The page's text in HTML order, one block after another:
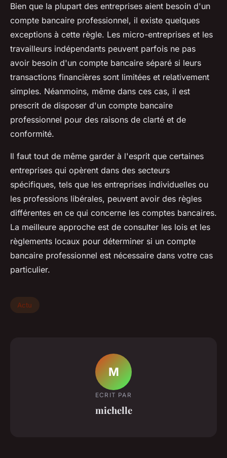
Bien que la plupart des entreprises aient besoin d'un
compte bancaire professionnel, il existe quelques
exceptions à cette règle. Les micro-entreprises et les
travailleurs indépendants peuvent parfois ne pas
avoir besoin d'un compte bancaire séparé si leurs
transactions financières sont limitées et relativement
simples. Néanmoins, même dans ces cas, il est
prescrit de disposer d'un compte bancaire
professionnel pour des raisons de clarté et de
conformité.
Il faut tout de même garder à l'esprit que certaines
entreprises qui opèrent dans des secteurs
spécifiques, tels que les entreprises individuelles ou
les professions libérales, peuvent avoir des règles
différentes en ce qui concerne les comptes bancaires.
La meilleure approche est de consulter les lois et les
règlements locaux pour déterminer si un compte
bancaire professionnel est nécessaire dans votre cas
particulier.
Actu
M
ECRIT PAR
michelle